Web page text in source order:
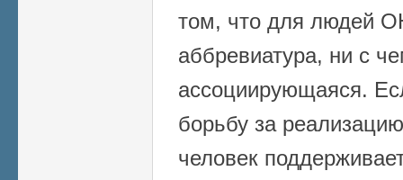
том, что для людей
аббревиатура, ни с
ассоциирующаяся.
борьбу за
человек